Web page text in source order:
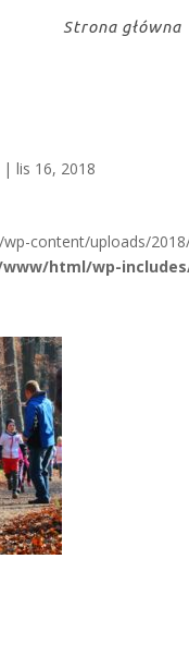
Strona główna
|lis 16, 2018
content/uploads/
html/wp-